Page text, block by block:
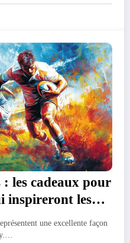
les cadeaux pour
inspireront les
une excellente façon